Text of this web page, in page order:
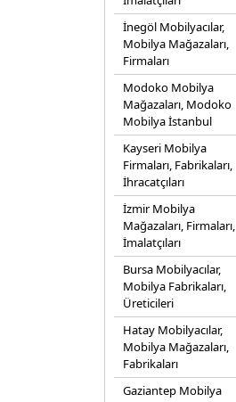
İnegöl Mobilyacılar,
Mobilya Mağazaları,
Firmaları
Modoko Mobilya
Mağazaları, Modoko
Mobilya İstanbul
Kayseri Mobilya
Firmaları, Fabrikaları,
İhracatçıları
İzmir Mobilya
Mağazaları, Firmaları,
İmalatçıları
Bursa Mobilyacılar,
Mobilya Fabrikaları,
Üreticileri
Hatay Mobilyacılar,
Mobilya Mağazaları,
Fabrikaları
Gaziantep Mobilya